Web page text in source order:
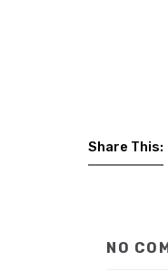
Share This:
NO